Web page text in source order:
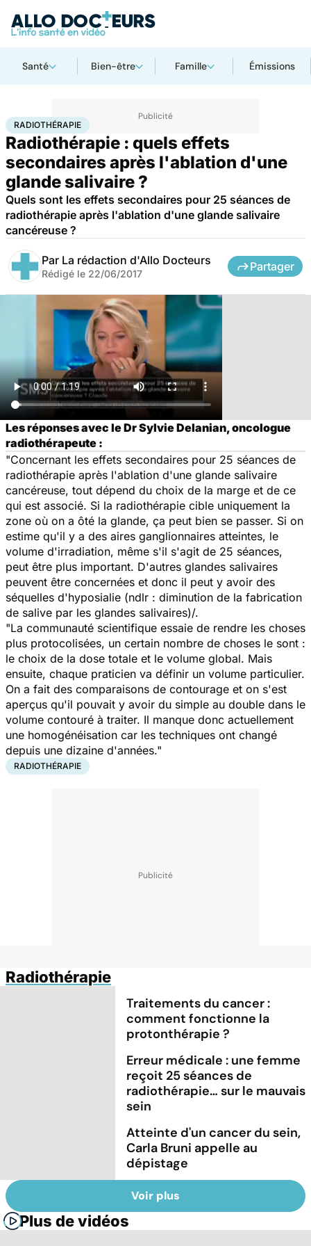
Santé Bien-être Famille Émissions
AccueilSantéRadiothérapie
RADIOTHÉRAPIE
Radiothérapie : quels effets
secondaires après l'ablation d'une
glande salivaire ?
Quels sont les effets secondaires pour 25 séances de
radiothérapie après l'ablation d'une glande salivaire
cancéreuse ?
Par La rédaction d'Allo Docteurs
Rédigé le 22/06/2017
Partager
Les réponses avec le Dr Sylvie Delanian, oncologue
radiothérapeute :
"Concernant les effets secondaires pour 25 séances de
radiothérapie après l'ablation d'une glande salivaire
cancéreuse, tout dépend du choix de la marge et de ce
qui est associé. Si la radiothérapie cible uniquement la
zone où on a ôté la glande, ça peut bien se passer. Si on
estime qu'il y a des aires ganglionnaires atteintes, le
volume d'irradiation, même s'il s'agit de 25 séances,
peut être plus important. D'autres glandes salivaires
peuvent être concernées et donc il peut y avoir des
séquelles d'hyposialie (ndlr : diminution de la fabrication
de salive par les glandes salivaires)/.
"La communauté scientifique essaie de rendre les choses
plus protocolisées, un certain nombre de choses le sont :
le choix de la dose totale et le volume global. Mais
ensuite, chaque praticien va définir un volume particulier.
On a fait des comparaisons de contourage et on s'est
aperçus qu'il pouvait y avoir du simple au double dans le
volume contouré à traiter. Il manque donc actuellement
une homogénéisation car les techniques ont changé
depuis une dizaine d'années."
RADIOTHÉRAPIE
Radiothérapie
Traitements du cancer :
comment fonctionne la
protonthérapie ?
Erreur médicale : une femme
reçoit 25 séances de
radiothérapie… sur le mauvais
sein
Atteinte d'un cancer du sein,
Carla Bruni appelle au
dépistage
Voir plus
Plus de vidéos